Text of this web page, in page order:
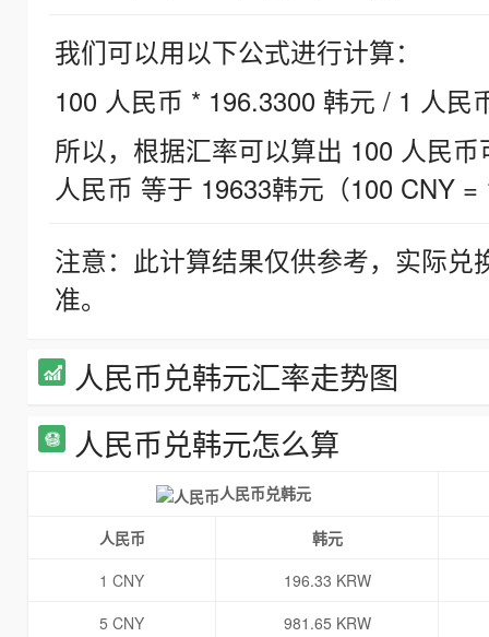
我们可以用以下公式进行计算：
100 人民币 * 196.3300 韩元 / 1 人民
所以，根据汇率可以算出 100 人民
人民币 等于 19633韩元（100 CNY =
注意：此计算结果仅供参考，实际
准。
人民币兑韩元汇率走势图
人民币兑韩元怎么算
人民币兑韩元
人民币
韩元
1 CNY
196.33 KRW
5 CNY
981.65 KRW